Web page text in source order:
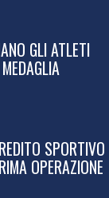
GLI ATLETI
SPORTIVO
OPERAZIONE